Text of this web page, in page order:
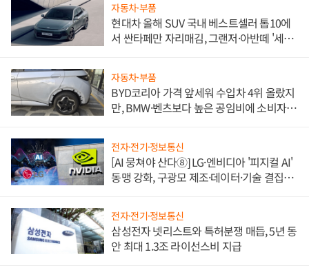
자동차·부품
현대차 올해 SUV 국내 베스트셀러 톱10에
서 싼타페만 자리매김, 그랜저·아반떼 '세단
자동차·부품
BYD코리아 가격 앞세워 수입차 4위 올랐지
만, BMW·벤츠보다 높은 공임비에 소비자
전자·전기·정보통신
[AI 뭉쳐야 산다⑧] LG·엔비디아 '피지컬 AI'
동맹 강화, 구광모 제조·데이터·기술 결집
전자·전기·정보통신
삼성전자 넷리스트와 특허분쟁 매듭, 5년 동
안 최대 1.3조 라이선스비 지급